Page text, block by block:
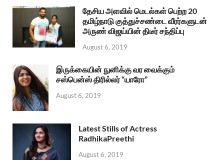
தேசிய அளவில் மெடல்கள் பெற்ற 20
தமிழ்நாடு குத்துச்சண்டை வீரர்களுடன்
அருண் விஜய்யின் திடீர் சந்திப்பு
August 6, 2019
இருக்கையின் நுனிக்கு வர வைக்கும்
சஸ்பென்ஸ் திரில்லர் “யாரோ”
August 6, 2019
Latest Stills of Actress
RadhikaPreethi
August 6, 2019